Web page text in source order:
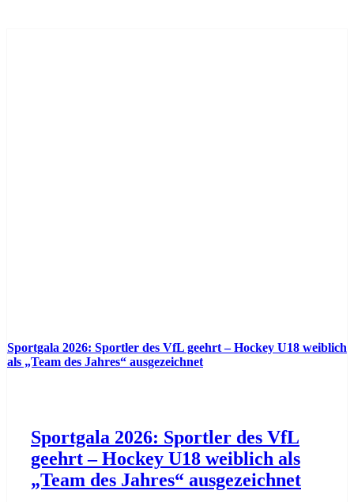
Sportgala 2026: Sportler des VfL geehrt – Hockey U18 weiblich
als „Team des Jahres“ ausgezeichnet
Sportgala 2026: Sportler des VfL
geehrt – Hockey U18 weiblich als
„Team des Jahres“ ausgezeichnet